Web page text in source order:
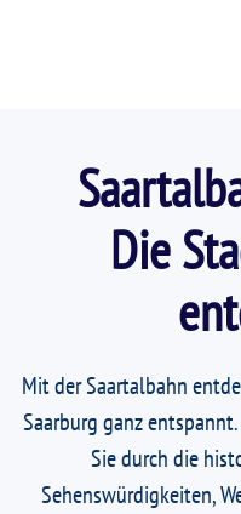
Die
Mit der Saartalbahn
Saarburg ganz
Sie durch die
Sehenswürdigkeiten,